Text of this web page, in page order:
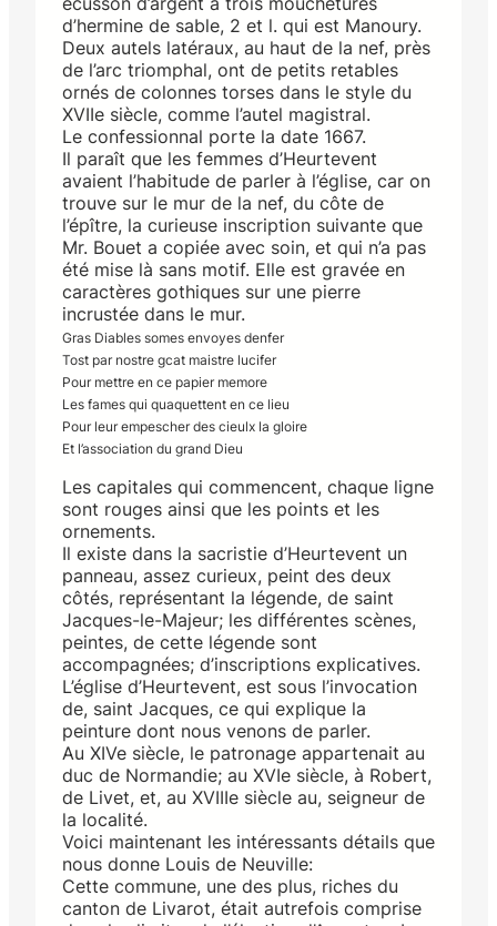
d’hermine de sable, 2 et l. qui est Manoury.
Deux autels latéraux, au haut de la nef, près
de l’arc triomphal, ont de petits retables
ornés de colonnes torses dans le style du
XVIIe siècle, comme l’autel magistral.
Le confessionnal porte la date 1667.
Il paraît que les femmes d’Heurtevent
avaient l’habitude de parler à l’église, car on
trouve sur le mur de la nef, du côte de
l’épître, la curieuse inscription suivante que
Mr. Bouet a copiée avec soin, et qui n’a pas
été mise là sans motif. Elle est gravée en
caractères gothiques sur une pierre
incrustée dans le mur.
Gras Diables somes envoyes denfer
Tost par nostre gcat maistre lucifer
Pour mettre en ce papier memore
Les fames qui quaquettent en ce lieu
Pour leur empescher des cieulx la gloire
Et l’association du grand Dieu
Les capitales qui commencent, chaque ligne
sont rouges ainsi que les points et les
ornements.
Il existe dans la sacristie d’Heurtevent un
panneau, assez curieux, peint des deux
côtés, représentant la légende, de saint
Jacques-le-Majeur; les différentes scènes,
peintes, de cette légende sont
accompagnées; d’inscriptions explicatives.
L’église d’Heurtevent, est sous l’invocation
de, saint Jacques, ce qui explique la
peinture dont nous venons de parler.
Au XIVe siècle, le patronage appartenait au
duc de Normandie; au XVIe siècle, à Robert,
de Livet, et, au XVIIIe siècle au, seigneur de
la localité.
Voici maintenant les intéressants détails que
nous donne Louis de Neuville:
Cette commune, une des plus, riches du
canton de Livarot, était autrefois comprise